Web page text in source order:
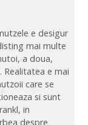
e desigur
mai multe
a doua,
Realitatea e mai
care se
si sunt
in
despre